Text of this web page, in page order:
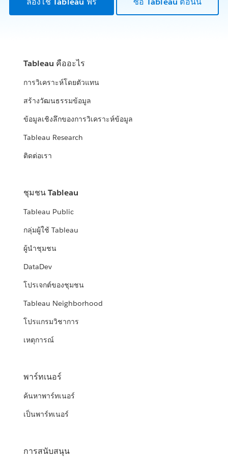
Tableau คืออะไร
การวิเคราะห์โดยตัวแทน
สร้างวัฒนธรรมข้อมูล
ข้อมูลเชิงลึกของการวิเคราะห์ข้อมูล
Tableau Research
ติดต่อเรา
ชุมชน Tableau
Tableau Public
กลุ่มผู้ใช้ Tableau
ผู้นำชุมชน
DataDev
โปรเจกต์ของชุมชน
Tableau Neighborhood
โปรแกรมวิชาการ
เหตุการณ์
พาร์ทเนอร์
ค้นหาพาร์ทเนอร์
เป็นพาร์ทเนอร์
การสนับสนุน